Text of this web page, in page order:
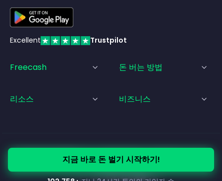
지금 바로 돈 벌기 시작하기!
Excellent Trustpilot
Freecash 돈 버는 방법
리소스 비즈니스
2026•서비스 약관•개인정보 처리방침
• 법적 고지